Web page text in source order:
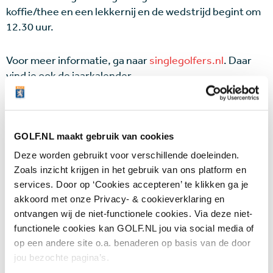
GOLF.NL maakt gebruik van cookies
Deze worden gebruikt voor verschillende doeleinden.
Zoals inzicht krijgen in het gebruik van ons platform en
services. Door op ‘Cookies accepteren’ te klikken ga je
akkoord met onze Privacy- & cookieverklaring en
ontvangen wij de niet-functionele cookies. Via deze niet-
functionele cookies kan GOLF.NL jou via social media of
op een andere site o.a. benaderen op basis van de door
jou bezochte pagina’s.
koffie/thee en een lekkernij en de wedstrijd begint om
12.30 uur.
Voor meer informatie, ga naarsinglegolfers.nl. Daar
vind je ook de jaarkalender.
cookies om deze inhoud te kunnen bekijken.
Laatste nieuws
Van der Vight eindigt bij beste 15 op
HotelPlanner Tour, Hull verliest maand voor
Solheim Cup titanenstrijd met supertalent